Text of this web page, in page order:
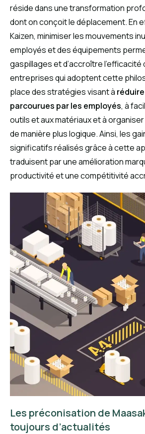
réside dans une transformation
dont on conçoit le déplacement. En
Kaizen, minimiser les mouvements
employés et des équipements
gaspillages et d’accroître l’efficacité
entreprises qui adoptent cette
place des stratégies visant à
parcourues par les employés, à
outils et aux matériaux et à
de manière plus logique. Ainsi, les
significatifs réalisés grâce à cette
traduisent par une amélioration
productivité et une compétitivité
Les préconisation de
toujours d’actualités